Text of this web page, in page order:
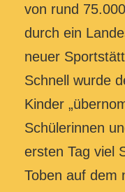
von rund
durch ein
neuer
Schnell wurde
Kinder
Schülerinnen
ersten Tag viel
Toben auf dem